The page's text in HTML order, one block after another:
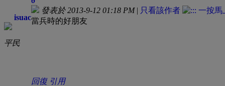
isuac
平民
發表於 2013-9-12 01:18 PM| 只看該作者
當兵時的好朋友
回復 引用